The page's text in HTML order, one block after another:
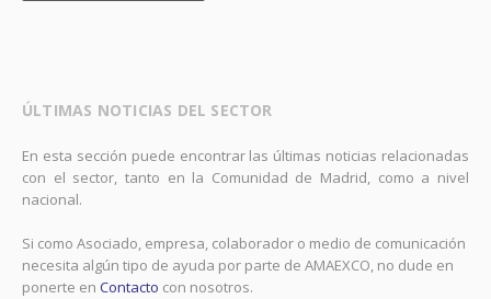
ÚLTIMAS NOTICIAS DEL SECTOR
En esta sección puede encontrar las últimas noticias relacionadas
con el sector, tanto en la Comunidad de Madrid, como a nivel
nacional.
Si como Asociado, empresa, colaborador o medio de comunicación
necesita algún tipo de ayuda por parte de AMAEXCO, no dude en
ponerte en Contacto con nosotros.